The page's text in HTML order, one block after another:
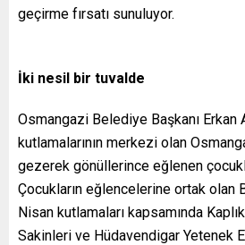
geçirme fırsatı sunuluyor.
İki nesil bir tuvalde
Osmangazi Belediye Başkanı Erkan
kutlamalarının merkezi olan
gezerek gönüllerince eğlenen
Çocukların eğlencelerine ortak olan
Nisan kutlamaları kapsamında
Sakinleri ve Hüdavendigar Yetenek